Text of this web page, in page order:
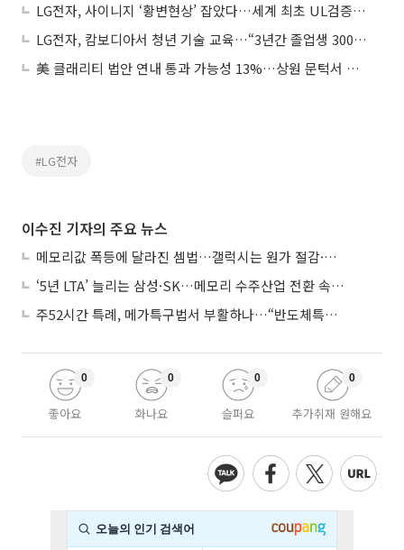
LG전자, 사이니지 ‘황변현상’ 잡았다…세계 최초 UL검증 획득
LG전자, 캄보디아서 청년 기술 교육…“3년간 졸업생 300명 배출”
美 클래리티 법안 연내 통과 가능성 13%…상원 문턱서 제동
#LG전자
이수진 기자의 주요 뉴스
메모리값 폭등에 달라진 셈법…갤럭시는 원가 절감·아이폰은 서비스 확대
‘5년 LTA’ 늘리는 삼성·SK…메모리 수주산업 전환 속 다른 셈법
주52시간 특례, 메가특구법서 부활하나…“반도체특별법 담겨야”
좋아요
0
화나요
0
슬퍼요
0
추가취재 원해요
0